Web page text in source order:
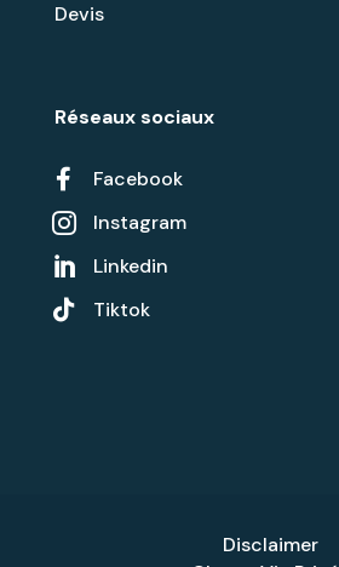
Réseaux sociaux
 Facebook
 Instagram

Linkedin

Tiktok
Devis
Disclaimer